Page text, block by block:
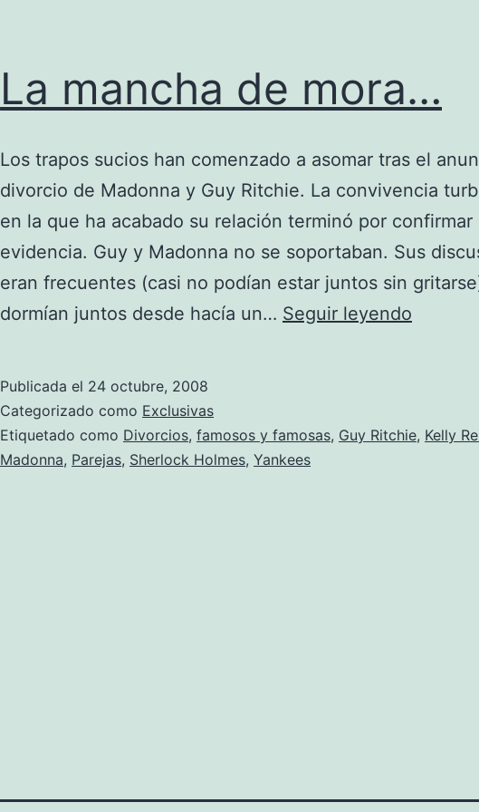
La mancha de mora…
Los trapos sucios han comenzado a asomar tras el
divorcio de Madonna y Guy Ritchie. La convivencia
en la que ha acabado su relación terminó por confirmar
evidencia. Guy y Madonna no se soportaban. Sus
eran frecuentes (casi no podían estar juntos sin
dormían juntos desde hacía un… Seguir leyendo
Publicada el 24 octubre, 2008
Categorizado como Exclusivas
Etiquetado como Divorcios, famosos y famosas, Guy Ritchie, Kelly
Madonna, Parejas, Sherlock Holmes, Yankees